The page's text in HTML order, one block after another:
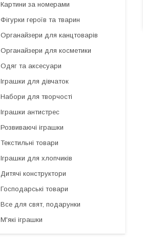
Картини за номерами
Фігурки героїв та тварин
Органайзери для канцтоварів
Органайзери для косметики
Одяг та аксесуари
Іграшки для дівчаток
Набори для творчості
Іграшки антистрес
Розвиваючі іграшки
Текстильні товари
Іграшки для хлопчиків
Дитячі конструктори
Господарські товари
Все для свят, подарунки
М'які іграшки